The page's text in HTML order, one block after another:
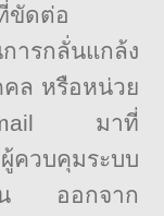
ขัดต่อ
ารกลั่นแกล้ง
คล หรือหน่วย
มาที่
ควบคุมระบบ
นั้น ออกจาก